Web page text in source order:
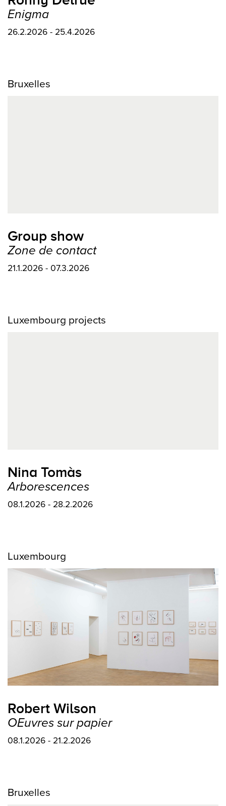
Enigma
26.2.2026 - 25.4.2026
Bruxelles
Group show
Zone de contact
21.1.2026 - 07.3.2026
Luxembourg projects
Nina Tomàs
Arborescences
08.1.2026 - 28.2.2026
Luxembourg
Robert Wilson
OEuvres sur papier
08.1.2026 - 21.2.2026
Bruxelles